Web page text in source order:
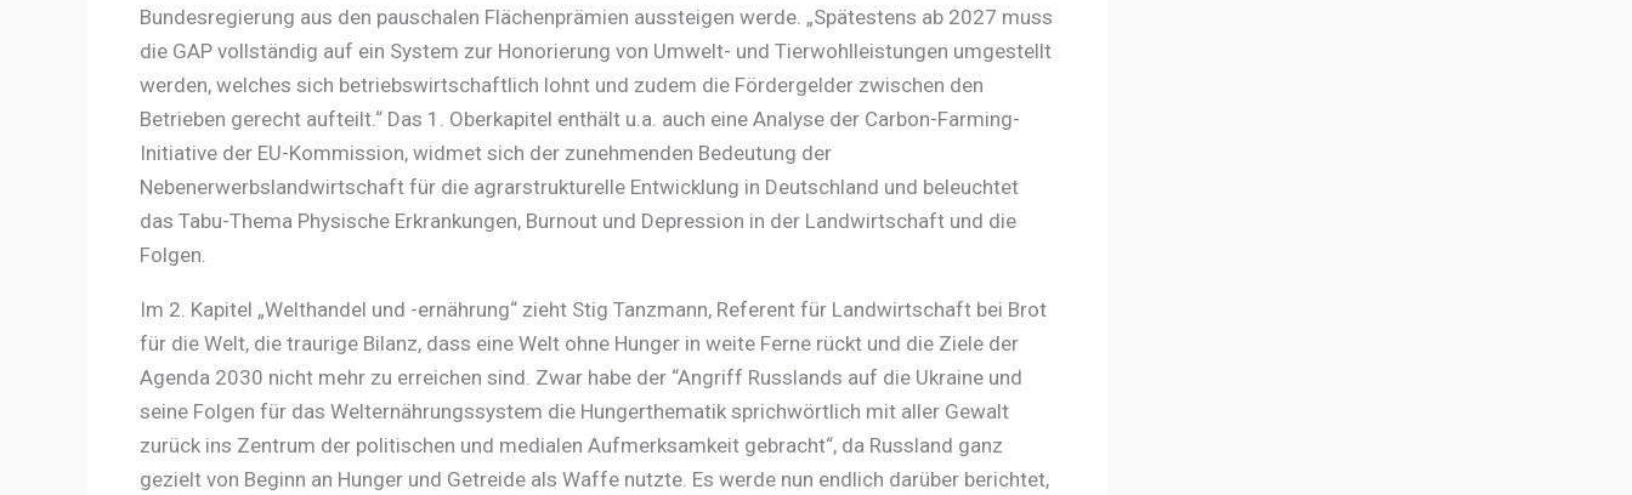
Bundesregierung aus den pauschalen Flächenprämien aussteigen werde. „Spätestens ab 2027 muss
die GAP vollständig auf ein System zur Honorierung von Umwelt- und Tierwohlleistungen umgestellt
werden, welches sich betriebswirtschaftlich lohnt und zudem die Fördergelder zwischen den
Betrieben gerecht aufteilt.“ Das 1. Oberkapitel enthält u.a. auch eine Analyse der Carbon-Farming-
Initiative der EU-Kommission, widmet sich der zunehmenden Bedeutung der
Nebenerwerbslandwirtschaft für die agrarstrukturelle Entwicklung in Deutschland und beleuchtet
das Tabu-Thema Physische Erkrankungen, Burnout und Depression in der Landwirtschaft und die
Folgen.
Im 2. Kapitel „Welthandel und -ernährung“ zieht Stig Tanzmann, Referent für Landwirtschaft bei Brot
für die Welt, die traurige Bilanz, dass eine Welt ohne Hunger in weite Ferne rückt und die Ziele der
Agenda 2030 nicht mehr zu erreichen sind. Zwar habe der “Angriff Russlands auf die Ukraine und
seine Folgen für das Welternährungssystem die Hungerthematik sprichwörtlich mit aller Gewalt
zurück ins Zentrum der politischen und medialen Aufmerksamkeit gebracht“, da Russland ganz
gezielt von Beginn an Hunger und Getreide als Waffe nutzte. Es werde nun endlich darüber berichtet,